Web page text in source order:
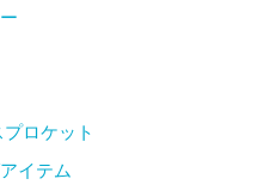
ロケット
イテム